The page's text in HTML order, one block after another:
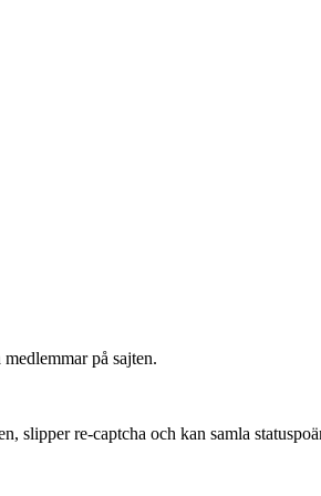
på sajten.
slipper re-captcha och kan samla